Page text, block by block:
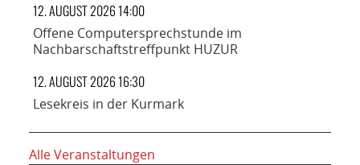
12. AUGUST 2026 14:00
Offene Computersprechstunde im
Nachbarschaftstreffpunkt HUZUR
12. AUGUST 2026 16:30
Lesekreis in der Kurmark
Alle Veranstaltungen